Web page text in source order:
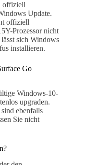
offiziell
Update.
offiziell
Prozessor nicht
sich Windows
installieren.
Go
Windows-10-
upgraden.
ebenfalls
Sie nicht